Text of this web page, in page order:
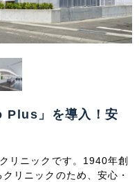
Plus」を導入！安
リニックです。1940年創
リニックのため、安心・
群馬県 埼玉県
奈川県
石川県 福井県